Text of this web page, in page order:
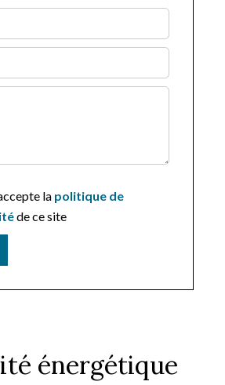
la politique de
de ce site
énergétique